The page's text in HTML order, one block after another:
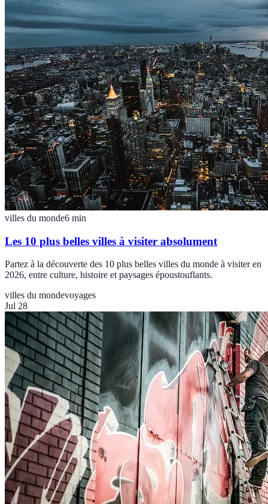
villes du monde6 min
Les 10 plus belles villes à visiter absolument
Partez à la découverte des 10 plus belles villes du monde à visiter en
2026, entre culture, histoire et paysages époustouflants.
villes du mondevoyages
Jul 28